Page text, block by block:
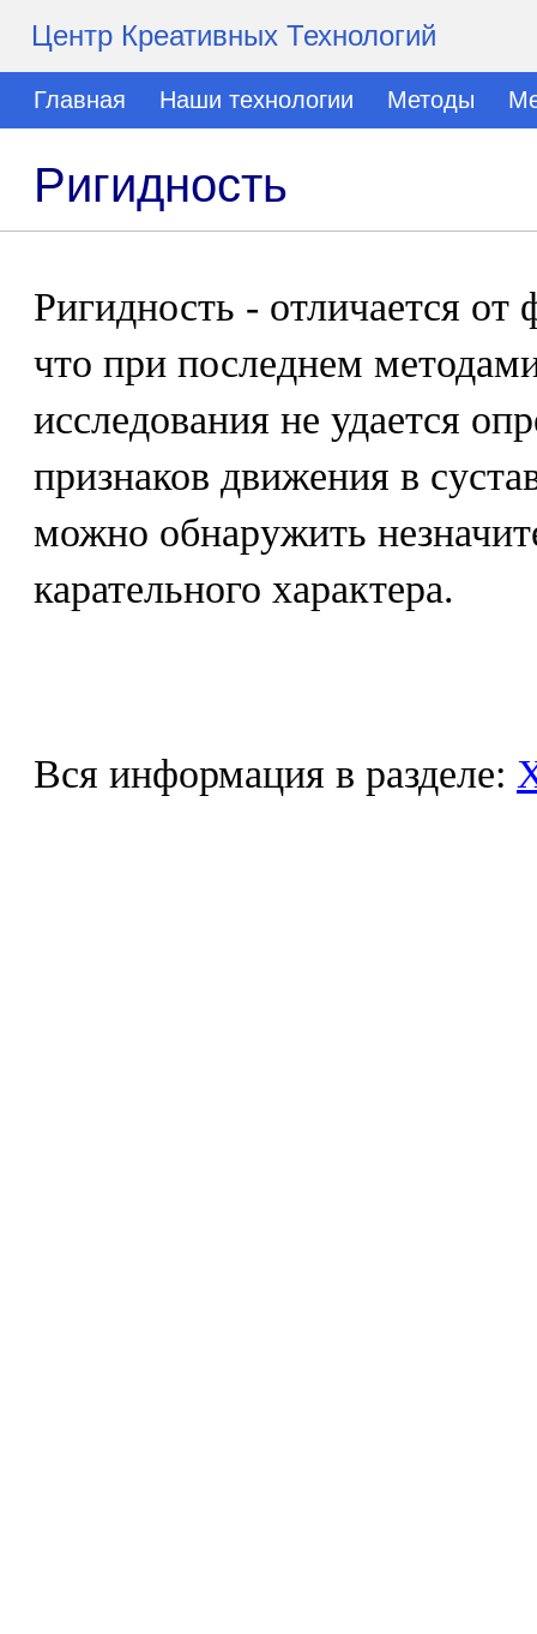
Центр Креативных Технологий
Главная Наши технологии Методы
Ригидность
Ригидность - отличается от
что при последнем
исследования не удается
признаков движения в
можно обнаружить
карательного характера.
Вся информация в разделе: